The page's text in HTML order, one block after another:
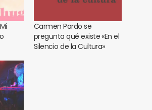
Carmen Pardo se
pregunta qué existe «En el
Silencio de la Cultura»